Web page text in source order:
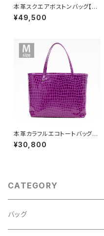
本革スクエアボストンバッグ【ピ
ッグスキン】グレー Mサイズ
¥49,500
本革カラフルエコトートバッグ
【ピッグスキン】キャンディピンク
Mサイズ
¥30,800
CATEGORY
バッグ